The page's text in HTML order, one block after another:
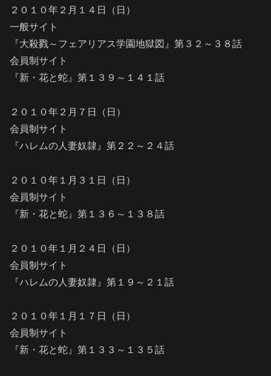
２０１０年２月１４日（日）
一般サイト
『大殺戮～フェアリアス学園地獄図』第３２～３８話
会員制サイト
『新・花と蛇』第１３９～１４１話
２０１０年２月７日（日）
会員制サイト
『ハレムの人妻奴隷』第２２～２４話
２０１０年１月３１日（日）
会員制サイト
『新・花と蛇』第１３６～１３８話
２０１０年１月２４日（日）
会員制サイト
『ハレムの人妻奴隷』第１９～２１話
２０１０年１月１７日（日）
会員制サイト
『新・花と蛇』第１３３～１３５話